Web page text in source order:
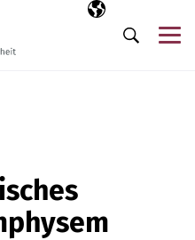
Ausgewählte
DE
Suche